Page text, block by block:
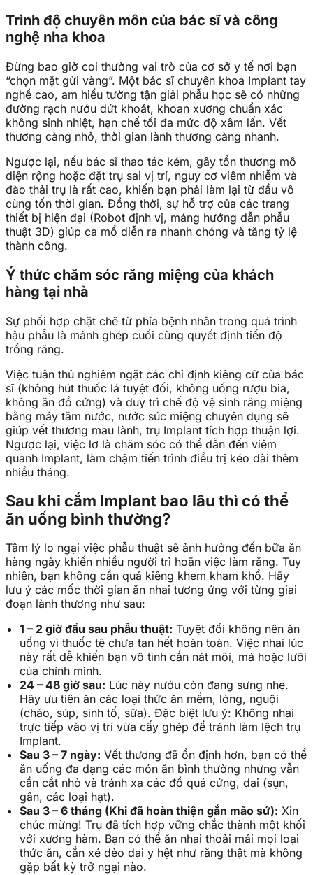
Trình độ chuyên môn của bác sĩ và công
nghệ nha khoa
Đừng bao giờ coi thường vai trò của cơ sở y tế nơi bạn
“chọn mặt gửi vàng”. Một bác sĩ chuyên khoa Implant tay
nghề cao, am hiểu tường tận giải phẫu học sẽ có những
đường rạch nướu dứt khoát, khoan xương chuẩn xác
không sinh nhiệt, hạn chế tối đa mức độ xâm lấn. Vết
thương càng nhỏ, thời gian lành thương càng nhanh.
Ngược lại, nếu bác sĩ thao tác kém, gây tổn thương mô
diện rộng hoặc đặt trụ sai vị trí, nguy cơ viêm nhiễm và
đào thải trụ là rất cao, khiến bạn phải làm lại từ đầu vô
cùng tốn thời gian. Đồng thời, sự hỗ trợ của các trang
thiết bị hiện đại (Robot định vị, máng hướng dẫn phẫu
thuật 3D) giúp ca mổ diễn ra nhanh chóng và tăng tỷ lệ
thành công.
Ý thức chăm sóc răng miệng của khách
hàng tại nhà
Sự phối hợp chặt chẽ từ phía bệnh nhân trong quá trình
hậu phẫu là mảnh ghép cuối cùng quyết định tiến độ
trồng răng.
Việc tuân thủ nghiêm ngặt các chỉ định kiêng cữ của bác
sĩ (không hút thuốc lá tuyệt đối, không uống rượu bia,
không ăn đồ cứng) và duy trì chế độ vệ sinh răng miệng
bằng máy tăm nước, nước súc miệng chuyên dụng sẽ
giúp vết thương mau lành, trụ Implant tích hợp thuận lợi.
Ngược lại, việc lơ là chăm sóc có thể dẫn đến viêm
quanh Implant, làm chậm tiến trình điều trị kéo dài thêm
nhiều tháng.
Sau khi cắm Implant bao lâu thì có thể
ăn uống bình thường?
Tâm lý lo ngại việc phẫu thuật sẽ ảnh hưởng đến bữa ăn
hàng ngày khiến nhiều người trì hoãn việc làm răng. Tuy
nhiên, bạn không cần quá kiêng khem kham khổ. Hãy
lưu ý các mốc thời gian ăn nhai tương ứng với từng giai
đoạn lành thương như sau:
1 – 2 giờ đầu sau phẫu thuật: Tuyệt đối không nên ăn
uống vì thuốc tê chưa tan hết hoàn toàn. Việc nhai lúc
này rất dễ khiến bạn vô tình cắn nát môi, má hoặc lưỡi
của chính mình.
24 – 48 giờ sau: Lúc này nướu còn đang sưng nhẹ.
Hãy ưu tiên ăn các loại thức ăn mềm, lỏng, nguội
(cháo, súp, sinh tố, sữa). Đặc biệt lưu ý: Không nhai
trực tiếp vào vị trí vừa cấy ghép để tránh làm lệch trụ
Implant.
Sau 3 – 7 ngày: Vết thương đã ổn định hơn, bạn có thể
ăn uống đa dạng các món ăn bình thường nhưng vẫn
cần cắt nhỏ và tránh xa các đồ quá cứng, dai (sụn,
gân, các loại hạt).
Sau 3 – 6 tháng (Khi đã hoàn thiện gắn mão sứ): Xin
chúc mừng! Trụ đã tích hợp vững chắc thành một khối
với xương hàm. Bạn có thể ăn nhai thoải mái mọi loại
thức ăn, cắn xé dẻo dai y hệt như răng thật mà không
gặp bất kỳ trở ngại nào.